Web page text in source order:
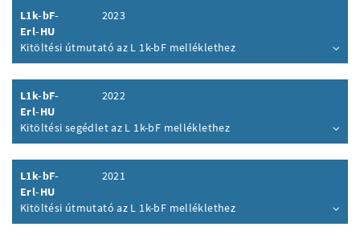
L1k-bF-
Erl-HU
2023
Kitöltési útmutató az L 1k-bF melléklethez
Inhalt aufklappen
L1k-bF-
Erl-HU
2022
Kitöltési segédlet az L 1k-bF melléklethez
Inhalt aufklappen
L1k-bF-
Erl-HU
2021
Kitöltési útmutató az L 1k-bF melléklethez
Inhalt aufklappen